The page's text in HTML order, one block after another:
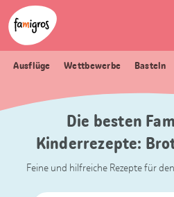
Sprungmarken
Navigation
Header
Logo
Ausflüge Wettbewerbe Basteln
Die besten
Kinderrezepte:
Feine und hilfreiche Rezepte für